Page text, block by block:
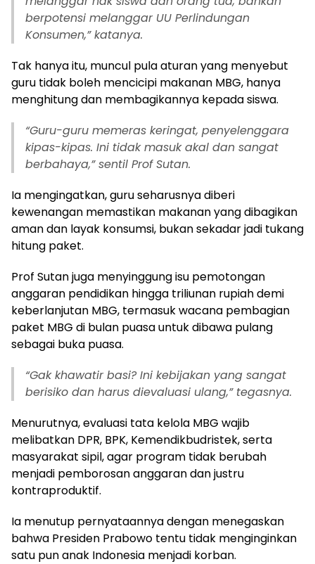
berpotensi melanggar UU Perlindungan
Konsumen,” katanya.
Tak hanya itu, muncul pula aturan yang menyebut
guru tidak boleh mencicipi makanan MBG, hanya
menghitung dan membagikannya kepada siswa.
“Guru-guru memeras keringat, penyelenggara
kipas-kipas. Ini tidak masuk akal dan sangat
berbahaya,” sentil Prof Sutan.
Ia mengingatkan, guru seharusnya diberi
kewenangan memastikan makanan yang dibagikan
aman dan layak konsumsi, bukan sekadar jadi tukang
hitung paket.
Prof Sutan juga menyinggung isu pemotongan
anggaran pendidikan hingga triliunan rupiah demi
keberlanjutan MBG, termasuk wacana pembagian
paket MBG di bulan puasa untuk dibawa pulang
sebagai buka puasa.
“Gak khawatir basi? Ini kebijakan yang sangat
berisiko dan harus dievaluasi ulang,” tegasnya.
Menurutnya, evaluasi tata kelola MBG wajib
melibatkan DPR, BPK, Kemendikbudristek, serta
masyarakat sipil, agar program tidak berubah
menjadi pemborosan anggaran dan justru
kontraproduktif.
Ia menutup pernyataannya dengan menegaskan
bahwa Presiden Prabowo tentu tidak menginginkan
satu pun anak Indonesia menjadi korban.